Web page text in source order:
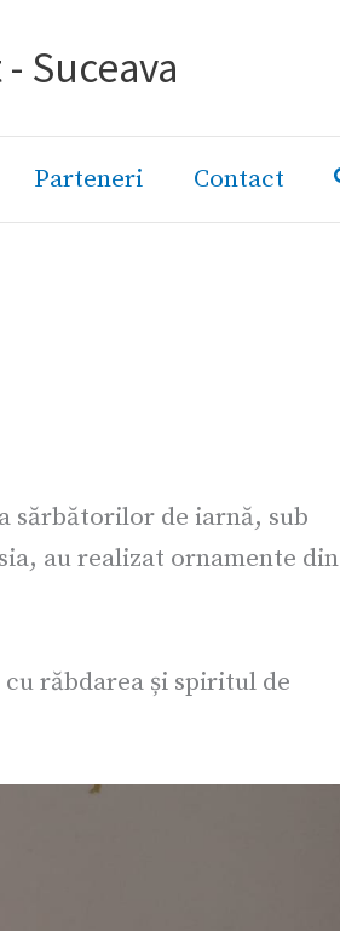
Suceava
Parteneri Contact
sărbătorilor de iarnă, sub
au realizat ornamente din
răbdarea și spiritul de